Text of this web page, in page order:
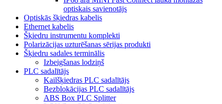
optiskais savienotājs
Optiskās šķiedras kabelis
Ethernet kabelis
Šķiedru instrumentu komplekti
Polarizācijas uzturēšanas sērijas produkti
Šķiedru sadales terminālis
Izbeigšanas lodziņš
PLC sadalītājs
Kailšķiedras PLC sadalītājs
Bezblokācijas PLC sadalītājs
ABS Box PLC Splitter